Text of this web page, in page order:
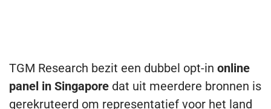
TGM Research bezit een dubbel opt-in online
panel in Singapore dat uit meerdere bronnen is
gerekruteerd om representatief voor het land